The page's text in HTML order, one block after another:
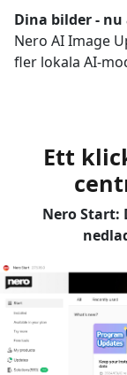
Dina bilder -
Nero AI Image
fler lokala AI-
Ett
Nero